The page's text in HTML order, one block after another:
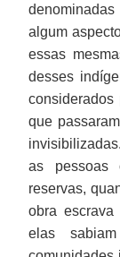
algum
essas
desses
que
as pessoas
reservas,
obra escrava
elas
data
sendo
adiada.
feito